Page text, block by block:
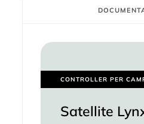
CONTROLLER PER
Satellite